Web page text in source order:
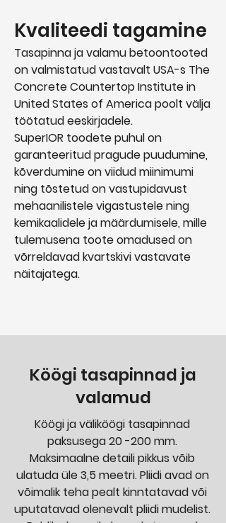
Kvaliteedi tagamine
Tasapinna ja valamu betoontooted
on valmistatud vastavalt USA-s The
Concrete Countertop Institute in
United States of America poolt välja
töötatud eeskirjadele.
SuperIOR toodete puhul on
garanteeritud pragude puudumine,
kõverdumine on viidud miinimumi
ning tõstetud on vastupidavust
mehaanilistele vigastustele ning
kemikaalidele ja määrdumisele, mille
tulemusena toote omadused on
võrreldavad kvartskivi vastavate
näitajatega.
Köögi tasapinnad ja
valamud
Köögi ja väliköögi tasapinnad
paksusega 20 -200 mm.
Maksimaalne detaili pikkus võib
ulatuda üle 3,5 meetri. Pliidi avad on
võimalik teha pealt kinntatavad või
uputatavad olenevalt pliidi mudelist.